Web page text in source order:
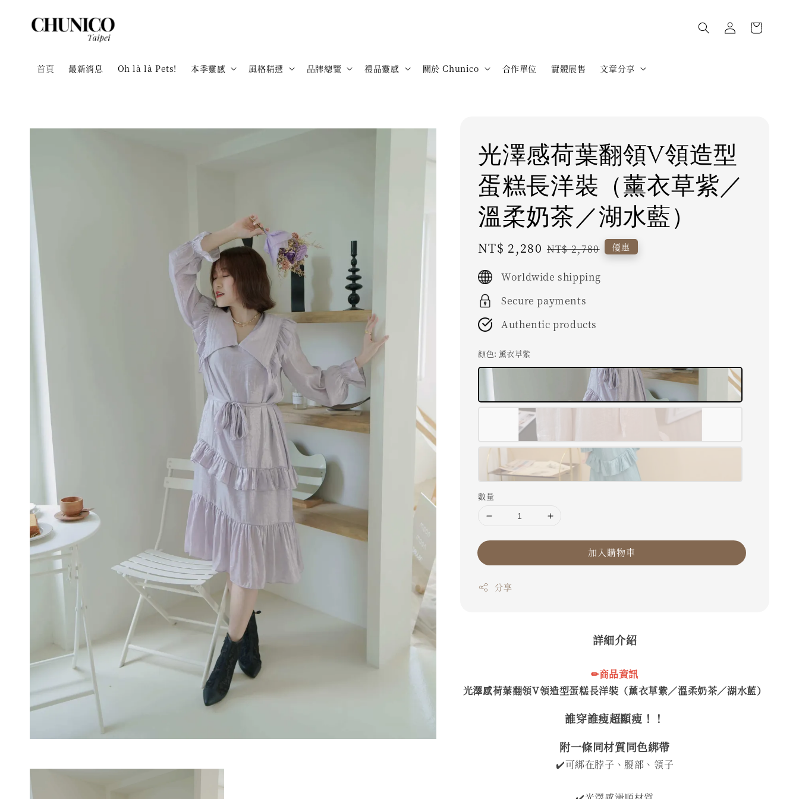
首頁 最新消息 Oh là là Pets! 本季靈感 風格精選 品牌總覽 禮品靈感 關於 Chunico 合作單位 實體展售 文章分享
光澤感荷葉翻領V領造型
蛋糕長洋裝（薰衣草紫／
溫柔奶茶／湖水藍）
Sale
price
NT$ 2,280 Regular
NT$ 2,780 優惠
Worldwide shipping
Secure payments
Authentic products
顔色: 薰衣草紫
數量
加入購物車
分享
詳細介紹
✏商品資訊
光澤感荷葉翻領V領造型蛋糕長洋裝（薰衣草紫／溫柔奶茶／湖水藍）
誰穿誰瘦超顯瘦！！
附一條同材質同色綁帶
✔️可綁在脖子、腰部、領子